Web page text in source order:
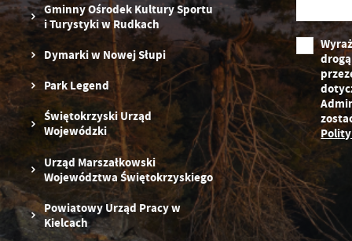
Gminny Ośrodek Kultury Sportu
i Turystyki w Rudkach
Dymarki w Nowej Słupi
Park Legend
Świętokrzyski Urząd
Wojewódzki
Urząd Marszałkowski
Województwa Świętokrzyskiego
Powiatowy Urząd Pracy w
Kielcach